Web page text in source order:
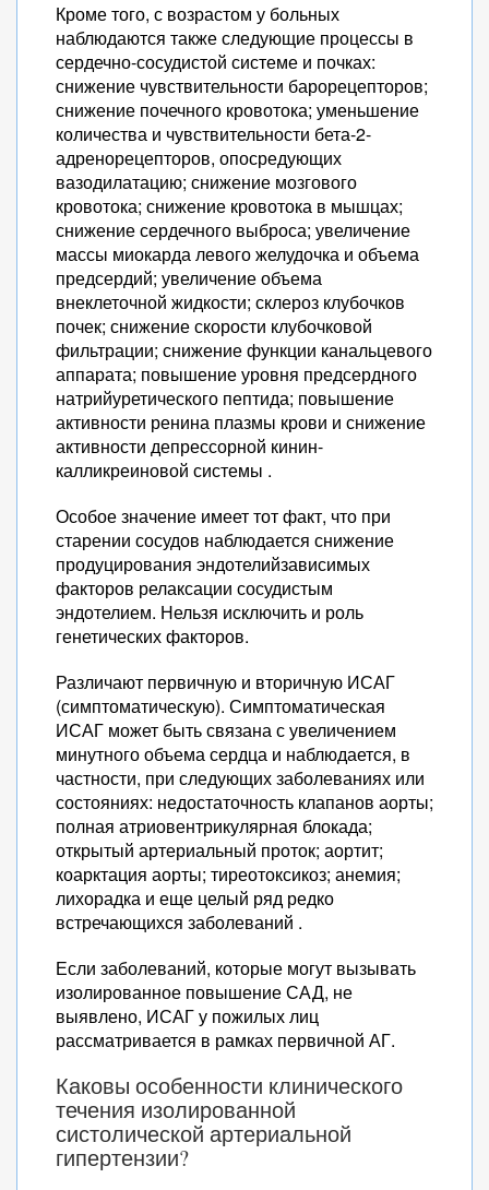
Кроме того, с возрастом у больных
наблюдаются также следующие процессы в
сердечно-сосудистой системе и почках:
снижение чувствительности барорецепторов;
снижение почечного кровотока; уменьшение
количества и чувствительности бета-2-
адренорецепторов, опосредующих
вазодилатацию; снижение мозгового
кровотока; снижение кровотока в мышцах;
снижение сердечного выброса; увеличение
массы миокарда левого желудочка и объема
предсердий; увеличение объема
внеклеточной жидкости; склероз клубочков
почек; снижение скорости клубочковой
фильтрации; снижение функции канальцевого
аппарата; повышение уровня предсердного
натрийуретического пептида; повышение
активности ренина плазмы крови и снижение
активности депрессорной кинин-
калликреиновой системы .
Особое значение имеет тот факт, что при
старении сосудов наблюдается снижение
продуцирования эндотелийзависимых
факторов релаксации сосудистым
эндотелием. Нельзя исключить и роль
генетических факторов.
Различают первичную и вторичную ИСАГ
(симптоматическую). Симптоматическая
ИСАГ может быть связана с увеличением
минутного объема сердца и наблюдается, в
частности, при следующих заболеваниях или
состояниях: недостаточность клапанов аорты;
полная атриовентрикулярная блокада;
открытый артериальный проток; аортит;
коарктация аорты; тиреотоксикоз; анемия;
лихорадка и еще целый ряд редко
встречающихся заболеваний .
Если заболеваний, которые могут вызывать
изолированное повышение САД, не
выявлено, ИСАГ у пожилых лиц
рассматривается в рамках первичной АГ.
Каковы особенности клинического
течения изолированной
систолической артериальной
гипертензии?